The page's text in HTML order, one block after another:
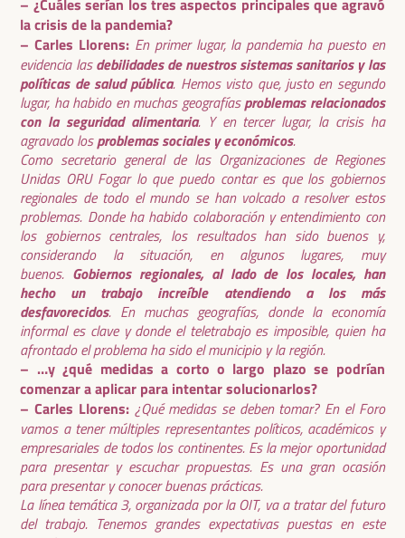
– ¿Cuáles serían los tres aspectos principales que agravó
la crisis de la pandemia?
– Carles Llorens: En primer lugar, la pandemia ha puesto en
evidencia lasdebilidades de nuestros sistemas sanitarios y las
políticas de salud pública. Hemos visto que, justo en segundo
lugar, ha habido en muchas geografíasproblemas relacionados
con la seguridad alimentaria. Y en tercer lugar, la crisis ha
agravado losproblemas sociales y económicos.
Como secretario general de las Organizaciones de Regiones
Unidas ORU Fogar lo que puedo contar es que los gobiernos
regionales de todo el mundo se han volcado a resolver estos
problemas. Donde ha habido colaboración y entendimiento con
los gobiernos centrales, los resultados han sido buenos y,
considerando la situación, en algunos lugares, muy
buenos. Gobiernos regionales, al lado de los locales, han
hecho un trabajo increíble atendiendo a los más
desfavorecidos. En muchas geografías, donde la economía
informal es clave y donde el teletrabajo es imposible, quien ha
afrontado el problema ha sido el municipio y la región.
– …y ¿qué medidas a corto o largo plazo se podrían
comenzar a aplicar para intentar solucionarlos?
– Carles Llorens: ¿Qué medidas se deben tomar? En el Foro
vamos a tener múltiples representantes políticos, académicos y
empresariales de todos los continentes. Es la mejor oportunidad
para presentar y escuchar propuestas. Es una gran ocasión
para presentar y conocer buenas prácticas.
La línea temática 3, organizada por la OIT, va a tratar del futuro
del trabajo. Tenemos grandes expectativas puestas en este